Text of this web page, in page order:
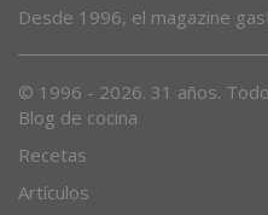
Desde 1996, el magazine
© 1996 - 2026. 31 años.
Blog de cocina
Recetas
Artículos